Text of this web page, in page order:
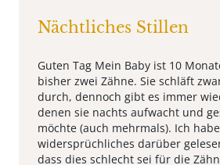
Nächtliches Stillen
Guten Tag Mein Baby ist 10
bisher zwei Zähne. Sie schläft
durch, dennoch gibt es immer
denen sie nachts aufwacht und
möchte (auch mehrmals). Ich
widersprüchliches darüber
dass dies schlecht sei für die